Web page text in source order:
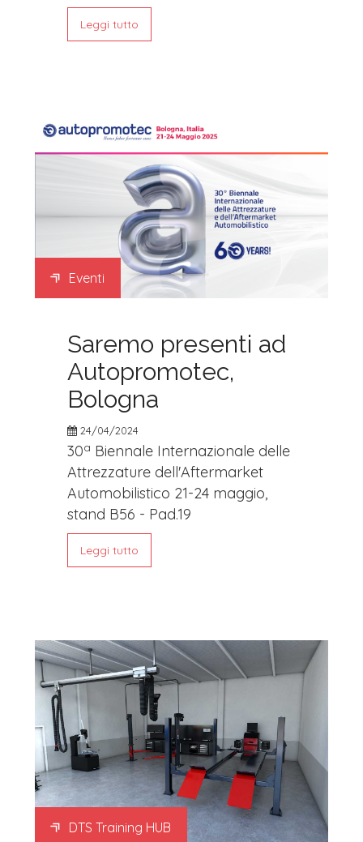
Leggi tutto
Eventi
Saremo presenti ad
Autopromotec,
Bologna
24/04/2024
30a Biennale Internazionale delle
Attrezzature dell'Aftermarket
Automobilistico 21-24 maggio,
stand B56 - Pad.19
Leggi tutto
DTS Training HUB